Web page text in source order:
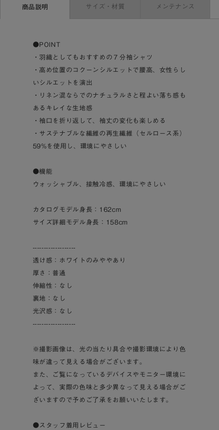
商品説明 サイズ・材質 メンテナンス
●POINT
・羽織としてもおすすめの７分袖シャツ
・高め位置のコクーンシルエットで腰高、女性らし
いシルエットを演出
・リネン混ならでのナチュラルさと程よい落ち感も
あるキレイな生地感
・袖口を折り返して、袖丈の変化も楽しめる
・サステナブルな繊維の再生繊維（セルロース系）
59%を使用し、環境にやさしい
●機能
ウォッシャブル、接触冷感、環境にやさしい
カタログモデル身長：162cm
サイズ詳細モデル身長：158cm
-------------------
透け感：ホワイトのみややあり
厚さ：普通
伸縮性：なし
裏地：なし
光沢感：なし
-------------------
※撮影画像は、光の当たり具合や撮影環境により色
味が違って見える場合がございます。
また、ご覧になっているデバイスやモニター環境に
よって、実際の色味と多少異なって見える場合がご
ざいますので予めご了承をお願いいたします。
●スタッフ着用レビュー